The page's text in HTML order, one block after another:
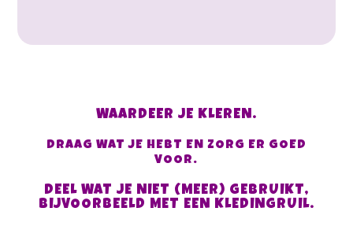
WAARDEER JE KLEREN.
DRAAG WAT JE HEBT EN ZORG ER GOED
VOOR.
DEEL WAT JE NIET (MEER) GEBRUIKT,
BIJVOORBEELD MET EEN KLEDINGRUIL.